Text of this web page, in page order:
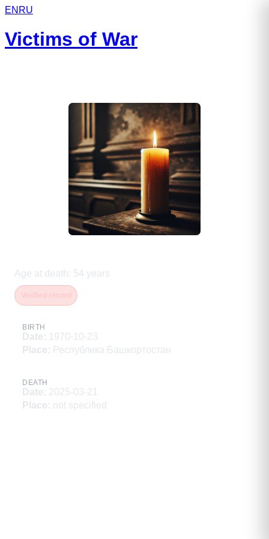
EN RU
Victims of War
Age at death : 54 years
BIRTH
Date: 1970-10-23
Place: Республика Башкортостан
DEATH
Date: 2025-03-21
Place: not specified